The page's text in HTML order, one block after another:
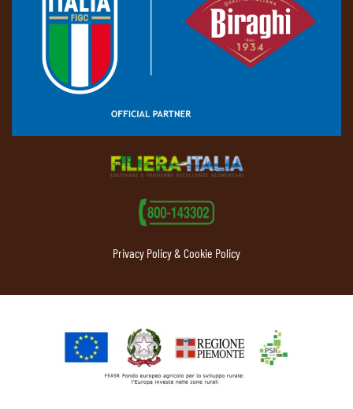
Privacy Policy & Cookie Policy